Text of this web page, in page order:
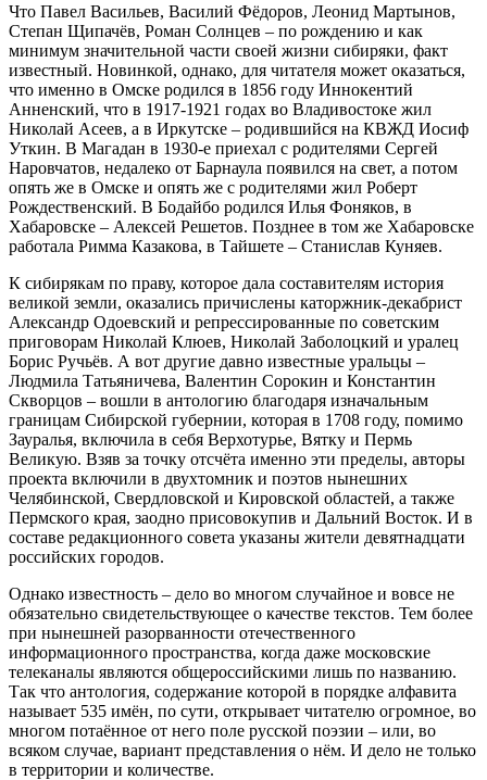
Что Павел Васильев, Василий Фёдоров, Леонид Мартынов,
Степан Щипачёв, Роман Солнцев – по рождению и как
минимум значительной части своей жизни сибиряки, факт
известный. Новинкой, однако, для читателя может оказаться,
что именно в Омске родился в 1856 году Иннокентий
Анненский, что в 1917-1921 годах во Владивостоке жил
Николай Асеев, а в Иркутске – родившийся на КВЖД Иосиф
Уткин. В Магадан в 1930-е приехал с родителями Сергей
Наровчатов, недалеко от Барнаула появился на свет, а потом
опять же в Омске и опять же с родителями жил Роберт
Рождественский. В Бодайбо родился Илья Фоняков, в
Хабаровске – Алексей Решетов. Позднее в том же Хабаровске
работала Римма Казакова, в Тайшете – Станислав Куняев.
К сибирякам по праву, которое дала составителям история
великой земли, оказались причислены каторжник-декабрист
Александр Одоевский и репрессированные по советским
приговорам Николай Клюев, Николай Заболоцкий и уралец
Борис Ручьёв. А вот другие давно известные уральцы –
Людмила Татьяничева, Валентин Сорокин и Константин
Скворцов – вошли в антологию благодаря изначальным
границам Сибирской губернии, которая в 1708 году, помимо
Зауралья, включила в себя Верхотурье, Вятку и Пермь
Великую. Взяв за точку отсчёта именно эти пределы, авторы
проекта включили в двухтомник и поэтов нынешних
Челябинской, Свердловской и Кировской областей, а также
Пермского края, заодно присовокупив и Дальний Восток. И в
составе редакционного совета указаны жители девятнадцати
российских городов.
Однако известность – дело во многом случайное и вовсе не
обязательно свидетельствующее о качестве текстов. Тем более
при нынешней разорванности отечественного
информационного пространства, когда даже московские
телеканалы являются общероссийскими лишь по названию.
Так что антология, содержание которой в порядке алфавита
называет 535 имён, по сути, открывает читателю огромное, во
многом потаённое от него поле русской поэзии – или, во
всяком случае, вариант представления о нём. И дело не только
в территории и количестве.